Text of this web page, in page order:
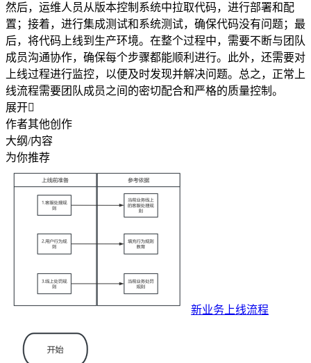
然后，运维人员从版本控制系统中拉取代码，进行部署和配
置；接着，进行集成测试和系统测试，确保代码没有问题；最
后，将代码上线到生产环境。在整个过程中，需要不断与团队
成员沟通协作，确保每个步骤都能顺利进行。此外，还需要对
上线过程进行监控，以便及时发现并解决问题。总之，正常上
线流程需要团队成员之间的密切配合和严格的质量控制。
展开
作者其他创作
大纲/内容
为你推荐
新业务上线流程